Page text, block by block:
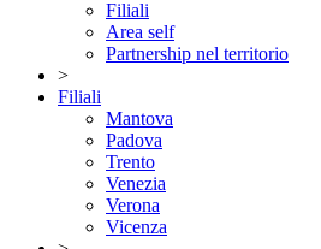
Filiali
Area self
Partnership nel territorio
>
Filiali
Mantova
Padova
Trento
Venezia
Verona
Vicenza